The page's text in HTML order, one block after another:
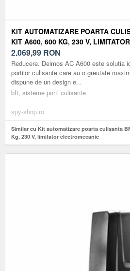
KIT AUTOMATIZARE POARTA
KIT A600, 600 KG, 230 V,
2.069,99 RON
Reducere. Deimos AC A600 este solutia
portilor culisante care au o greutate
dispune de un design e...
bft, sisteme porti culisante
spy-shop.ro
Similar cu Kit automatizare poarta culisanta
Kg, 230 V, limitator electromecanic